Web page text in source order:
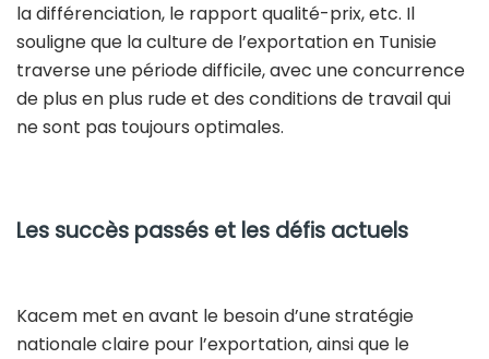
la différenciation, le rapport qualité-prix, etc. Il
souligne que la culture de l’exportation en Tunisie
traverse une période difficile, avec une concurrence
de plus en plus rude et des conditions de travail qui
ne sont pas toujours optimales.
Les succès passés et les défis actuels
Kacem met en avant le besoin d’une stratégie
nationale claire pour l’exportation, ainsi que le